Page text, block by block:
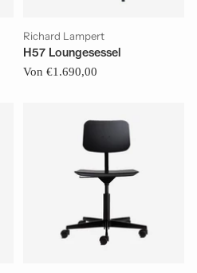
Richard Lampert
H57 Loungesessel
Von €1.690,00